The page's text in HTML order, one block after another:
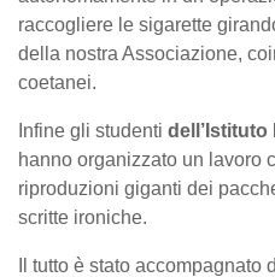
raccogliere le sigarette
della nostra Associazione,
coetanei.
Infine gli studenti
hanno organizzato un lavoro
riproduzioni giganti dei
scritte ironiche.
Il tutto è stato accompagnato